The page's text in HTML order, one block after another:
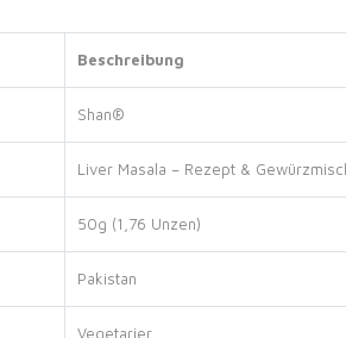
Beschreibung
Shan®
Liver Masala – Rezept &
50g (1,76 Unzen)
Pakistan
Vegetarier